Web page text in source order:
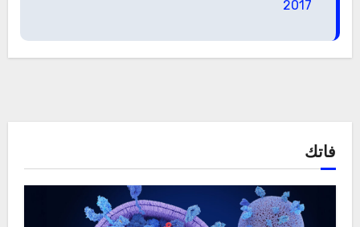
2017
فاتك